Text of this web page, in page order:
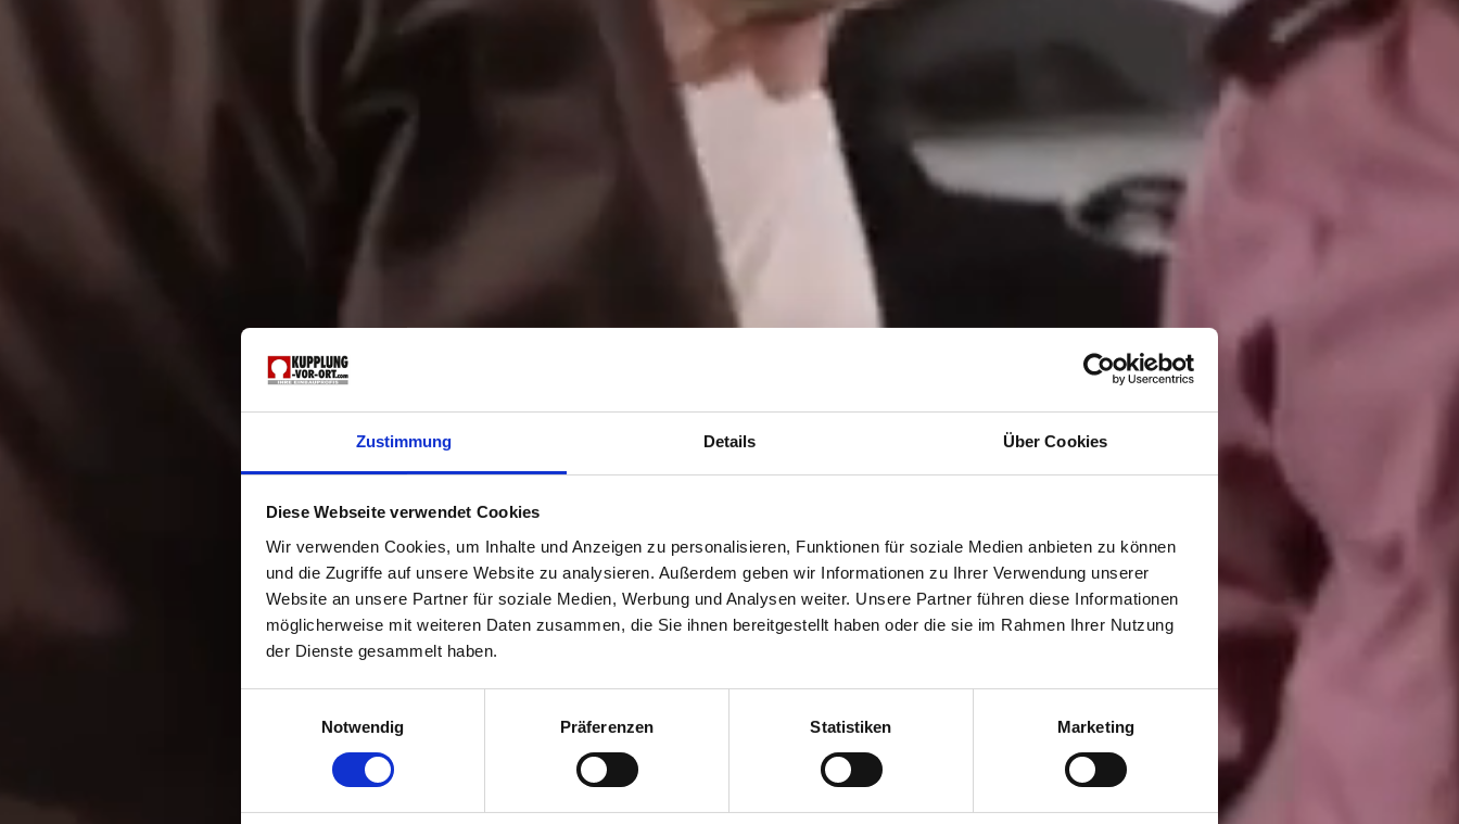
Zustimmung Details Über Cookies
Diese Webseite verwendet Cookies
Wir verwenden Cookies, um Inhalte und Anzeigen zu personalisieren, Funktionen für soziale Medien anbieten zu können
und die Zugriffe auf unsere Website zu analysieren. Außerdem geben wir Informationen zu Ihrer Verwendung unserer
Website an unsere Partner für soziale Medien, Werbung und Analysen weiter. Unsere Partner führen diese Informationen
möglicherweise mit weiteren Daten zusammen, die Sie ihnen bereitgestellt haben oder die sie im Rahmen Ihrer Nutzung
der Dienste gesammelt haben.
Notwendig
Präferenzen Statistiken Marketing